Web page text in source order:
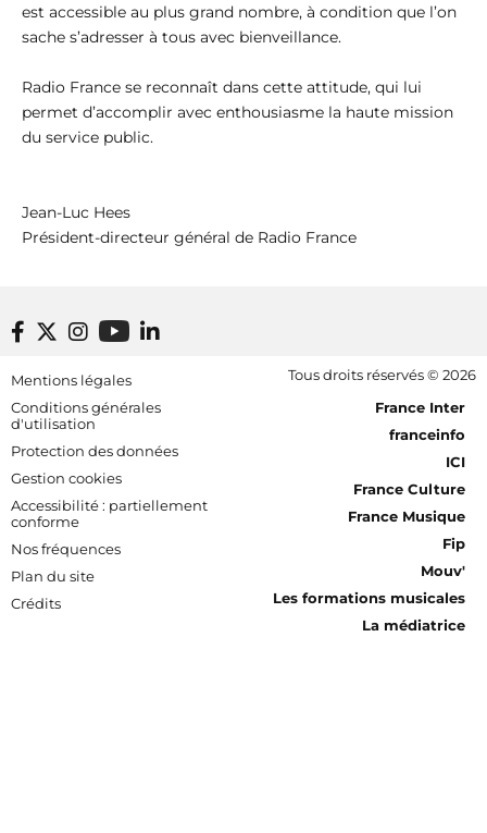
est accessible au plus grand nombre, à condition que l’on
sache s’adresser à tous avec bienveillance.
Radio France se reconnaît dans cette attitude, qui lui
permet d’accomplir avec enthousiasme la haute mission
du service public.
Jean-Luc Hees
Président-directeur général de Radio France
Footer bottom
Mentions légales
Conditions générales
d'utilisation
Protection des données
Gestion cookies
Accessibilité : partiellement
conforme
Nos fréquences
Plan du site
Crédits
Tous droits réservés © 2026
[RDF] Pied de page - Mobile
France Inter
franceinfo
ICI
France Culture
France Musique
Fip
Mouv'
Les formations musicales
La médiatrice